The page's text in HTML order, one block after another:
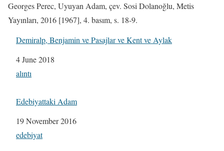
Georges Perec, Uyuyan Adam, çev. Sosi Dolanoğlu, Metis
Yayınları, 2016 [1967], 4. basım, s. 18-9.
Demiralp, Benjamin ve Pasajlar ve Kent ve Aylak
Date
4 June 2018
In relation to
alıntı
Edebiyattaki Adam
Date
19 November 2016
In relation to
edebiyat